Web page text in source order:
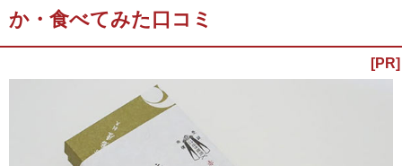
か・食べてみた口コミ